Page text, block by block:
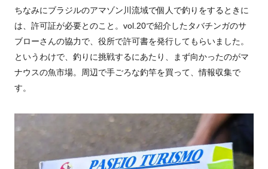
ちなみにブラジルのアマゾン川流域で個人で釣りをするときに
は、許可証が必要とのこと。vol.20で紹介したタバチンガのサ
ブローさんの協力で、役所で許可書を発行してもらいました。
というわけで、釣りに挑戦するにあたり、まず向かったのがマ
ナウスの魚市場。周辺で手ごろな釣竿を買って、情報収集で
す。